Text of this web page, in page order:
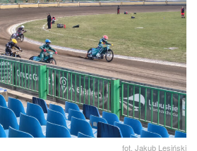
fot. Jakub Lesiński